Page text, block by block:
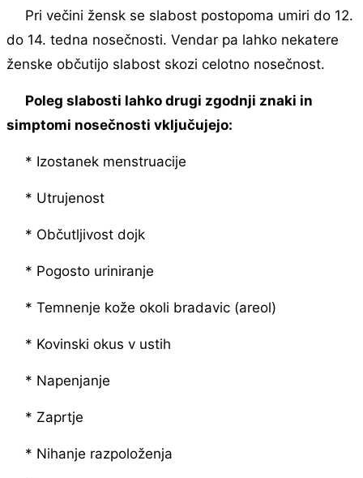
Pri večini žensk se slabost postopoma umiri do 12.
do 14. tedna nosečnosti. Vendar pa lahko nekatere
ženske občutijo slabost skozi celotno nosečnost.
Poleg slabosti lahko drugi zgodnji znaki in
simptomi nosečnosti vključujejo:
* Izostanek menstruacije
* Utrujenost
* Občutljivost dojk
* Pogosto uriniranje
* Temnenje kože okoli bradavic (areol)
* Kovinski okus v ustih
* Napenjanje
* Zaprtje
* Nihanje razpoloženja